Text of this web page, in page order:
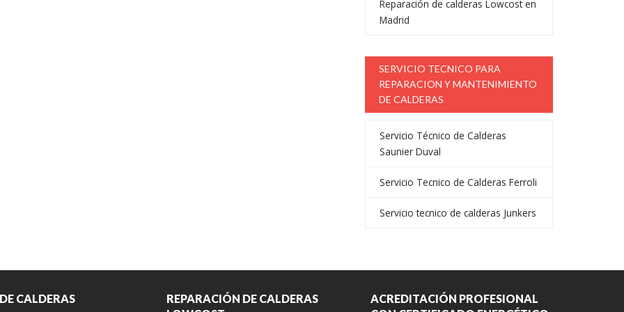
Reparación de calderas Lowcost en
Madrid
SERVICIO TECNICO PARA
REPARACION Y MANTENIMIENTO
DE CALDERAS
Servicio Técnico de Calderas
Saunier Duval
Servicio Tecnico de Calderas Ferroli
Servicio tecnico de calderas Junkers
CALDERAS
REPARACIÓN DE CALDERAS
ACREDITACIÓN PROFESIONAL